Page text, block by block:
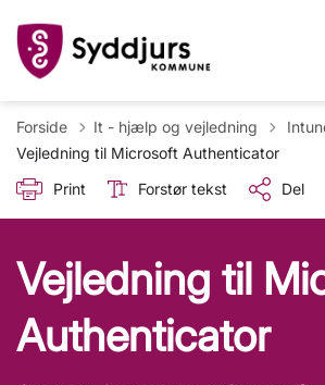
Forside It - hjælp og vejledning
Vejledning til Microsoft Authenticator
Print
Forstør tekst Del
Vejledning til
Authenticator